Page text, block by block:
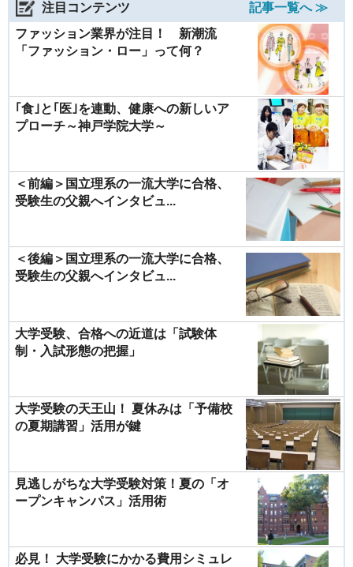
注目コンテンツ
記事一覧へ ≫
ファッション業界が注目！ 新潮流
「ファッション・ロー」って何？
｢食｣と｢医｣を連動、健康への新しいア
プローチ～神戸学院大学～
＜前編＞国立理系の一流大学に合格、
受験生の父親へインタビュ...
＜後編＞国立理系の一流大学に合格、
受験生の父親へインタビュ...
大学受験、合格への近道は「試験体
制・入試形態の把握」
大学受験の天王山！ 夏休みは「予備校
の夏期講習」活用が鍵
見逃しがちな大学受験対策！夏の「オ
ープンキャンパス」活用術
必見！ 大学受験にかかる費用シミュレ